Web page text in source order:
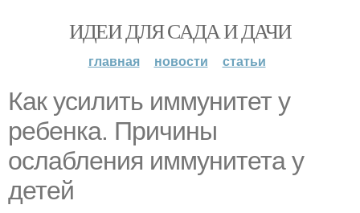
ИДЕИ ДЛЯ САДА И ДАЧИ
главная новости статьи
Как усилить иммунитет у
ребенка. Причины
ослабления иммунитета у
детей